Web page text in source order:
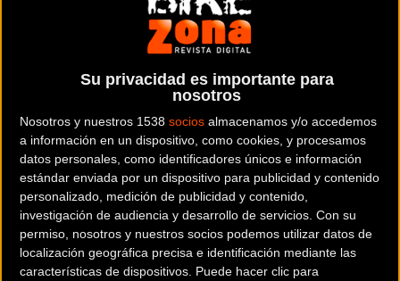
Su privacidad es importante para
nosotros
Nosotros y nuestros 1538 socios almacenamos y/o accedemos
a información en un dispositivo, como cookies, y procesamos
datos personales, como identificadores únicos e información
estándar enviada por un dispositivo para publicidad y contenido
personalizado, medición de publicidad y contenido,
investigación de audiencia y desarrollo de servicios. Con su
permiso, nosotros y nuestros socios podemos utilizar datos de
localización geográfica precisa e identificación mediante las
características de dispositivos. Puede hacer clic para
ciclismopublicada el
de diciembre de 2020
a las
en guerra de Wukro y te invitan a participar en
la carrera virtual en biciPEDALES POR ÁFRICA
cuyos beneficios íntegros irán destinados a
ayudar a los afectados por la guerra en Etiopía
y a dar continuidad a los proyectos solidarios
de la ONG, centrados en tres grandes áreas,
Salud, Formación y Deporte.